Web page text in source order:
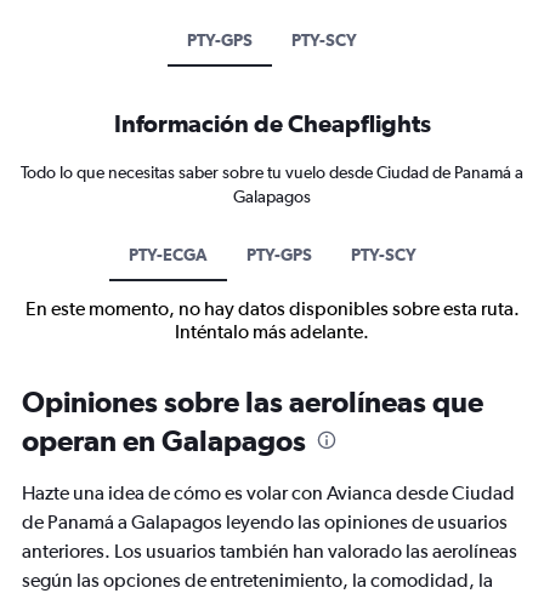
PTY-GPS PTY-SCY
Información de Cheapflights
Todo lo que necesitas saber sobre tu vuelo desde Ciudad de Panamá a
Galapagos
PTY-ECGA PTY-GPS PTY-SCY
En este momento, no hay datos disponibles sobre esta ruta.
Inténtalo más adelante.
Opiniones sobre las aerolíneas que
operan en Galapagos
Hazte una idea de cómo es volar con Avianca desde Ciudad
de Panamá a Galapagos leyendo las opiniones de usuarios
anteriores. Los usuarios también han valorado las aerolíneas
según las opciones de entretenimiento, la comodidad, la